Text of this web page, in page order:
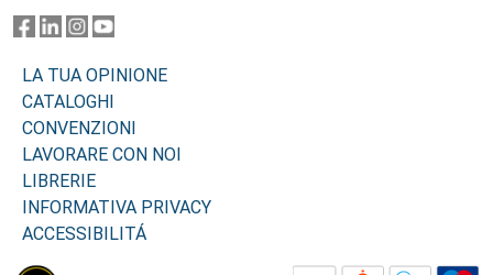
LA TUA OPINIONE
CATALOGHI
CONVENZIONI
LAVORARE CON NOI
LIBRERIE
INFORMATIVA PRIVACY
ACCESSIBILITÁ